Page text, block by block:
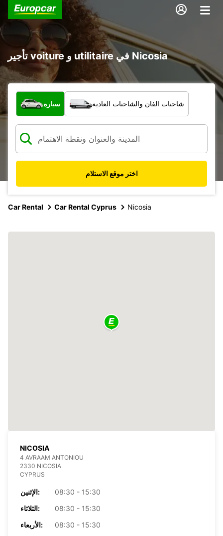
تأجير voiture و utilitaire في Nicosia
ما نوع المركبة؟
سيارة شاحنات الفان والشاحنات العادية
اختر موقع الاستلام
Car Rental Car Rental Cyprus Nicosia
NICOSIA
4 AVRAAM ANTONIOU
2330 NICOSIA
CYPRUS
الإثنين:
08:30 - 15:30
الثلاثاء:
08:30 - 15:30
الأربعاء:
08:30 - 15:30